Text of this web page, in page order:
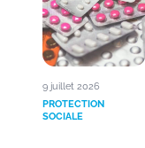
9 juillet 2026
PROTECTION
SOCIALE